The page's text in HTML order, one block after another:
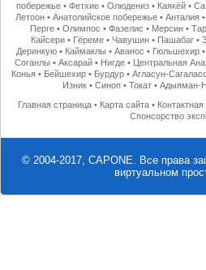
побережье •Фетхие •Олюдениз • Каякёй •
Летоон •Анатолийское побережье •Анталия •
Перге •Олимпос •Фазелис • Мерсин •
Кайсери• Гёреме• Чавушин• Пашабаг•
Деринкую• Каймаклы • Аванос • Гюльшехир•
Соганлы • Аксарай• Нигде• Центральная
Конья • Бейшехир • Бурдур •Агласун-
Изник •Синоп •Токат •Адыяман-
Главная страница • Карта сайта •
Спонсорство
© 2004-2017, CAPONE. Все права
виртуальном